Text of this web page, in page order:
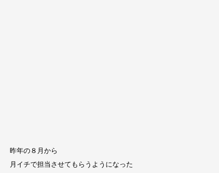
昨年の８月から
月イチで担当させてもらうようになった